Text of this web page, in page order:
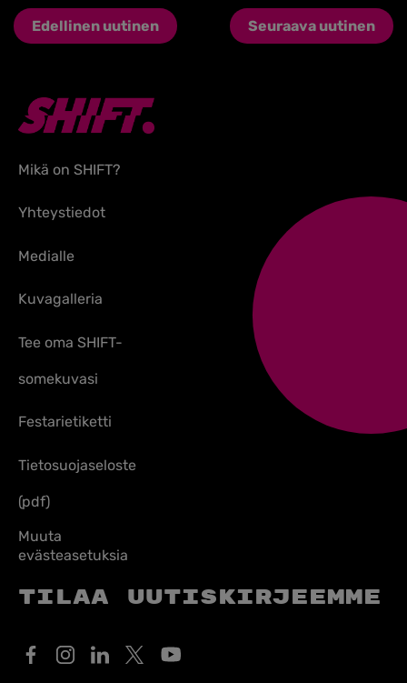
Edellinen uutinen Seuraava uutinen
Mikä on SHIFT?
Yhteystiedot
Medialle
Kuvagalleria
Tee oma SHIFT-
somekuvasi
Festarietiketti
Tietosuojaseloste
(pdf)
Muuta
evästeasetuksia
Tilaa uutiskirjeemme